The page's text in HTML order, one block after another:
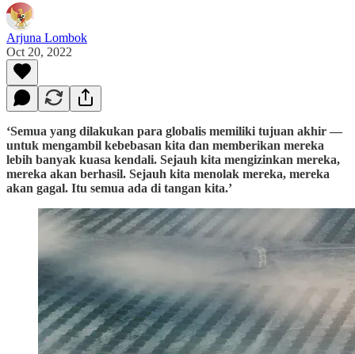
Arjuna Lombok
Oct 20, 2022
‘Semua yang dilakukan para globalis memiliki tujuan akhir —
untuk mengambil kebebasan kita dan memberikan mereka
lebih banyak kuasa kendali. Sejauh kita mengizinkan mereka,
mereka akan berhasil. Sejauh kita menolak mereka, mereka
akan gagal. Itu semua ada di tangan kita.’